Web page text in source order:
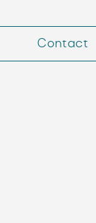
Contact